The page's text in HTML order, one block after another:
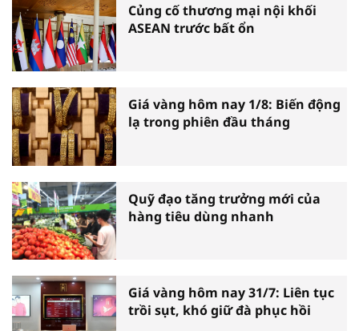
Củng cố thương mại nội khối
ASEAN trước bất ổn
Giá vàng hôm nay 1/8: Biến động
lạ trong phiên đầu tháng
Quỹ đạo tăng trưởng mới của
hàng tiêu dùng nhanh
Giá vàng hôm nay 31/7: Liên tục
trồi sụt, khó giữ đà phục hồi